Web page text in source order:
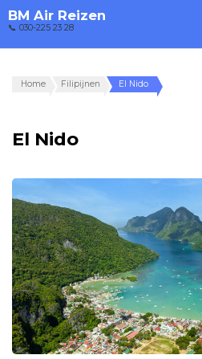
BM Air Reizen
📞 030-225 23 28
Home Filipijnen El Nido
El Nido